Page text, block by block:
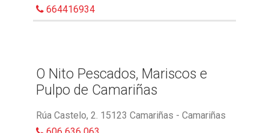
664416934
O Nito Pescados, Mariscos e
Pulpo de Camariñas
Rúa Castelo, 2. 15123 Camariñas - Camariñas